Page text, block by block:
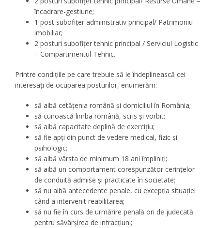
încadrare-gestiune;
1 post subofițer administrativ principal/ Patrimoniu
imobiliar;
2 posturi subofițer tehnic principal / Serviciul Logistic
– Compartimentul Tehnic.
Printre condițiile pe care trebuie să le îndeplinească cei
interesați de ocuparea posturilor, enumerăm:
să aibă cetățenia română și domiciliul în România;
să cunoască limba română, scris și vorbit;
să aibă capacitate deplină de exercițiu;
să fie apți din punct de vedere medical, fizic și
psihologic;
să aibă vârsta de minimum 18 ani împliniți;
să aibă un comportament corespunzător cerințelor
de conduită admise și practicate în societate;
să nu aibă antecedente penale, cu excepția situației
când a intervenit reabilitarea;
să nu fie în curs de urmărire penală ori de judecată
pentru săvârșirea de infracțiuni;